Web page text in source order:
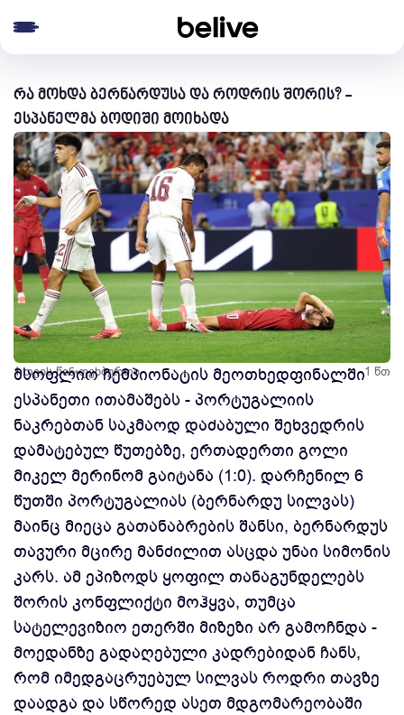
რა მოხდა ბერნარდუსა და როდრის შორის? -
ესპანელმა ბოდიში მოიხადა
1 თვის წინ ფეხბურთი 1 წთ
მსოფლიო ჩემპიონატის მეოთხედფინალში
ესპანეთი ითამაშებს - პორტუგალიის
ნაკრებთან საკმაოდ დაძაბული შეხვედრის
დამატებულ წუთებზე, ერთადერთი გოლი
მიკელ მერინომ გაიტანა (1:0). დარჩენილ 6
წუთში პორტუგალიას (ბერნარდუ სილვას)
მაინც მიეცა გათანაბრების შანსი, ბერნარდუს
თავური მცირე მანძილით ასცდა უნაი სიმონის
კარს. ამ ეპიზოდს ყოფილ თანაგუნდელებს
შორის კონფლიქტი მოჰყვა, თუმცა
სატელევიზიო ეთერში მიზეზი არ გამოჩნდა -
მოედანზე გადაღებული კადრებიდან ჩანს,
რომ იმედგაცრუებულ სილვას როდრი თავზე
დაადგა და სწორედ ასეთ მდგომარეობაში